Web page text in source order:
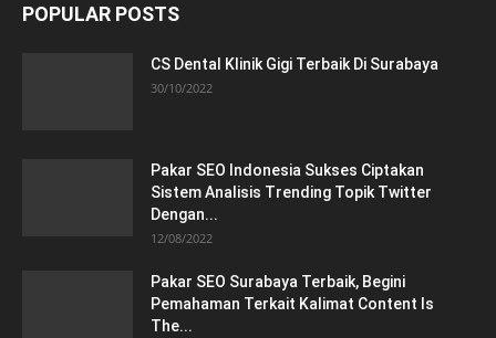
POPULAR POSTS
CS Dental Klinik Gigi Terbaik Di Surabaya
30/10/2022
Pakar SEO Indonesia Sukses Ciptakan
Sistem Analisis Trending Topik Twitter
Dengan...
12/08/2022
Pakar SEO Surabaya Terbaik, Begini
Pemahaman Terkait Kalimat Content Is
The...